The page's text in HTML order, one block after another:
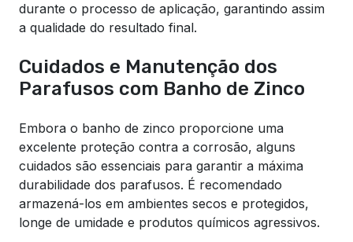
durante o processo de aplicação, garantindo assim
a qualidade do resultado final.
Cuidados e Manutenção dos
Parafusos com Banho de Zinco
Embora o banho de zinco proporcione uma
excelente proteção contra a corrosão, alguns
cuidados são essenciais para garantir a máxima
durabilidade dos parafusos. É recomendado
armazená-los em ambientes secos e protegidos,
longe de umidade e produtos químicos agressivos.